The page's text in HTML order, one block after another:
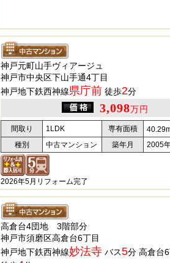
神戸元町山手ヴィアージュ
神戸市中央区下山手通4丁目
神戸地下鉄西神線県庁前 徒歩2分
3,098万円
間取り 1LDK 専有面積
種別
中古マンション 築年月 2005
2026年5月リフォーム完了
高倉台4団地 3階部分
神戸市須磨区高倉台6丁目
神戸地下鉄西神線妙法寺 バス5分 高倉台